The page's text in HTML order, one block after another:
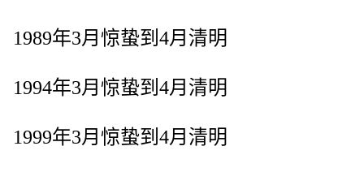
1989年3月惊蛰到4月清明
1994年3月惊蛰到4月清明
1999年3月惊蛰到4月清明